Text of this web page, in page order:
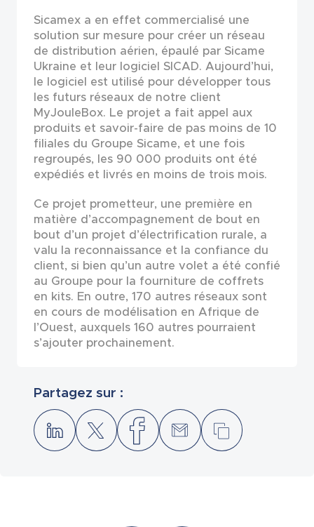
Partagez sur :
Sicamex a en effet commercialisé une
solution sur mesure pour créer un réseau
de distribution aérien, épaulé par Sicame
Ukraine et leur logiciel SICAD. Aujourd’hui,
le logiciel est utilisé pour développer tous
les futurs réseaux de notre client
MyJouleBox. Le projet a fait appel aux
produits et savoir-faire de pas moins de 10
filiales du Groupe Sicame, et une fois
regroupés, les 90 000 produits ont été
expédiés et livrés en moins de trois mois.
Ce projet prometteur, une première en
matière d’accompagnement de bout en
bout d’un projet d’électrification rurale, a
valu la reconnaissance et la confiance du
client, si bien qu’un autre volet a été confié
au Groupe pour la fourniture de coffrets
en kits. En outre, 170 autres réseaux sont
en cours de modélisation en Afrique de
l’Ouest, auxquels 160 autres pourraient
s’ajouter prochainement.